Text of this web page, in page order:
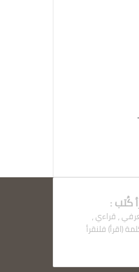
كُتب :
، قراءي ،
(اقرأ) فلنقرأ